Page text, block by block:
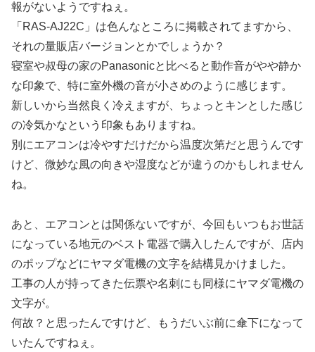
報がないようですねぇ。
「RAS-AJ22C」は色んなところに掲載されてますから、
それの量販店バージョンとかでしょうか？
寝室や叔母の家のPanasonicと比べると動作音がやや静か
な印象で、特に室外機の音が小さめのように感じます。
新しいから当然良く冷えますが、ちょっとキンとした感じ
の冷気かなという印象もありますね。
別にエアコンは冷やすだけだから温度次第だと思うんです
けど、微妙な風の向きや湿度などが違うのかもしれません
ね。
あと、エアコンとは関係ないですが、今回もいつもお世話
になっている地元のベスト電器で購入したんですが、店内
のポップなどにヤマダ電機の文字を結構見かけました。
工事の人が持ってきた伝票や名刺にも同様にヤマダ電機の
文字が。
何故？と思ったんですけど、もうだいぶ前に傘下になって
いたんですねぇ。